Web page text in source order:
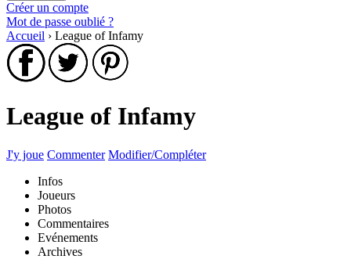
Créer un compte
Mot de passe oublié ?
Accueil › League of Infamy
League of Infamy
J'y joue Commenter Modifier/Compléter
Infos
Joueurs
Photos
Commentaires
Evénements
Archives